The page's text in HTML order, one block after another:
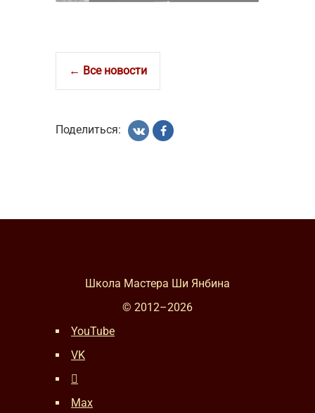
← Все новости
Поделиться:
Школа Мастера Ши Янбина
© 2012–2026
YouTube
VK
Max